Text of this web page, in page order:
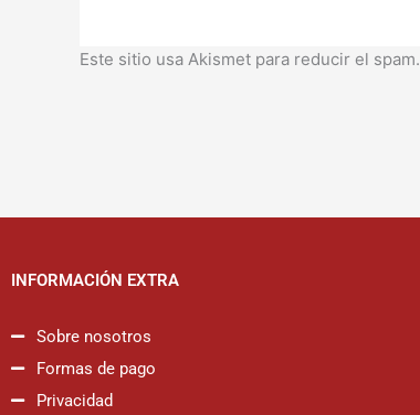
Este sitio usa Akismet para reducir el spam.
INFORMACIÓN EXTRA
Sobre nosotros
Formas de pago
Privacidad